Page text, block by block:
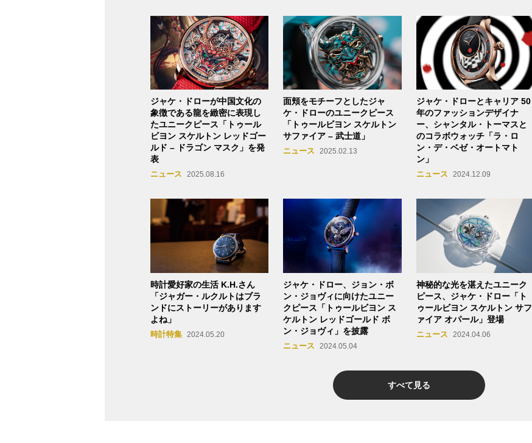
ジャケ・ドローが中国文化の
象徴である龍を緻密に表現し
たユニークピース「トゥール
ビヨン スケルトン レッドゴー
ルド – ドラゴン マスク」を発
表
ニュース 2025.08.16
面頬をモチーフとしたジャ
ケ・ドローのユニークピース
「トゥールビヨン スケルトン
サファイア – 武士道」
ニュース 2025.02.13
ジャケ・ドローとキャリア 50
年のファッションデザイナ
ー、シャンタル・トーマスと
のコラボウォッチ「ラ・ロ
ン・デ・ベゼ・オートマト
ン」
ニュース 2024.12.09
時計愛好家の生活 K.H.さん
「ジャガー・ルクルトはブラ
ンドにストーリーがあります
よね」
時計特集 2024.05.20
ジャケ・ドロー、ジョン・ボ
ン・ジョヴィに向けたユニー
クピース「トゥールビヨン ス
ケルトン レッドゴールド ボ
ン・ジョヴィ」を披露
ニュース 2024.05.04
神秘的な光を湛えたユニーク
ピース、ジャケ・ドロー「ト
ゥールビヨン スケルトン サフ
ァイア オパール」登場
ニュース 2024.04.06
すべて見る